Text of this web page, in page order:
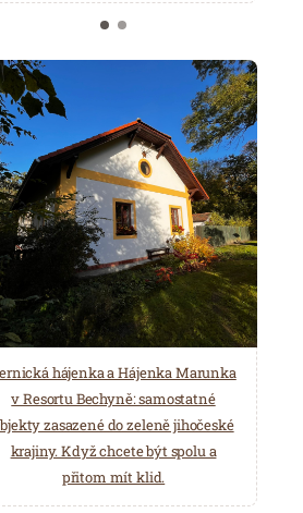
hájenka a Hájenka Marunka
v Resortu Bechyně: samostatné
zasazené do zeleně jihočeské
krajiny. Když chcete být spolu a
přitom mít klid.